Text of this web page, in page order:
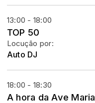
13:00 - 18:00
TOP 50
Locução por:
Auto DJ
18:00 - 18:30
A hora da Ave Maria